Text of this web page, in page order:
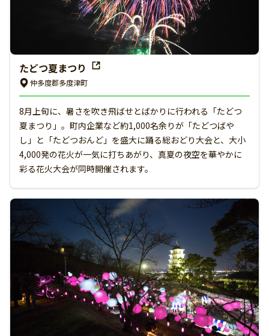
たどつ夏まつり
仲多度郡多度津町
8月上旬に、暑さを吹き飛ばせとばかりに行われる「たどつ
夏まつり」。町内企業など約1,000名余りが「たどつばや
し」と「たどつおんど」を盛大に踊る総おどり大会と、大小
4,000発の花火が一気に打ちあがり、真夏の夜空を華やかに
彩る花火大会が同時開催されます。